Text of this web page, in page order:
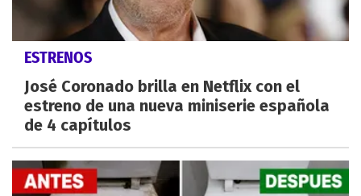
ESTRENOS
José Coronado brilla en Netflix con el
estreno de una nueva miniserie española
de 4 capítulos